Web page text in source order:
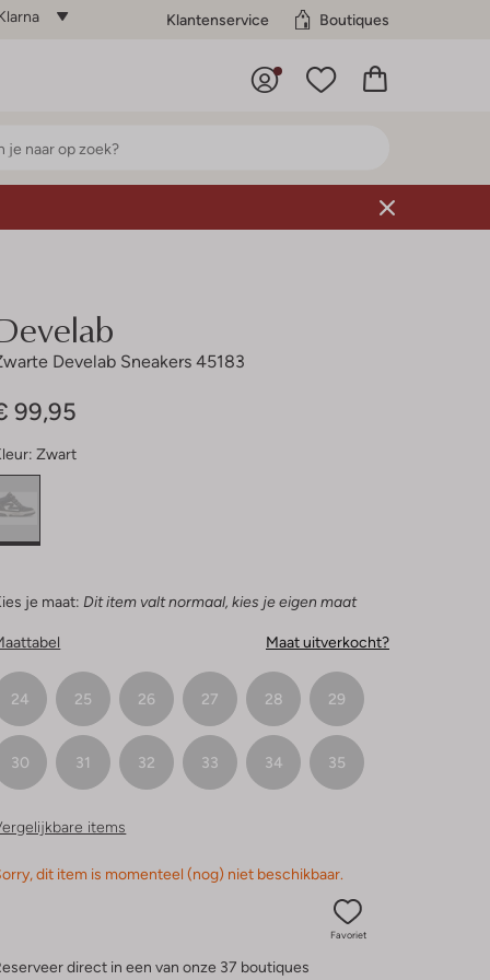
Klantenservice Boutiques
Develab Sneakers 45183
99,95
Zwart
je maat: Dit item valt normaal, kies je eigen maat
Maat uitverkocht?
24 25 26 27 28 29
30 31 32 33 34 35
items
dit item is momenteel (nog) niet beschikbaar.
Favoriet
direct in een van onze 37 boutiques